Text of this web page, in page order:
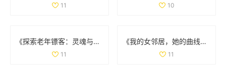
11 10
《探索老年镖客：灵魂与冒险交织的故事大揭秘》
11
《我的女邻居，她的曲线与故事交织的生活》
11